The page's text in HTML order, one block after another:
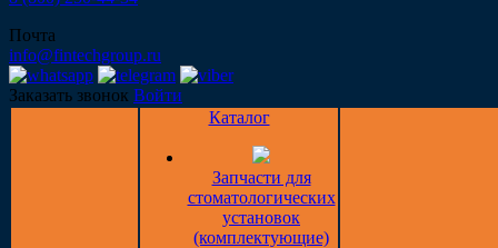
Почта
info@fintechgroup.ru
Заказать звонок Войти
Каталог
Запчасти для
стоматологических
установок
(комплектующие)